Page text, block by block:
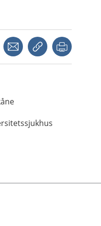
Dela via mejlKopiera länk